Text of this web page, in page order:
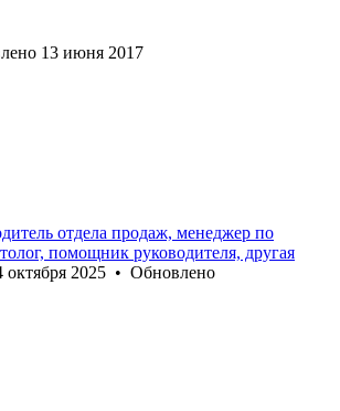
13 июня 2017
отдела продаж, менеджер по
помощник руководителя, другая
октября 2025 • Обновлено